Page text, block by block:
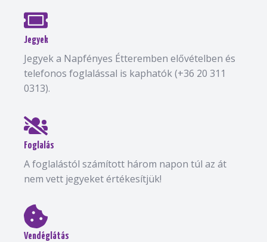
Jegyek
Jegyek a Napfényes Étteremben elővételben és
telefonos foglalással is kaphatók (+36 20 311
0313).
Foglalás
A foglalástól számított három napon túl az át
nem vett jegyeket értékesítjük!
Vendéglátás